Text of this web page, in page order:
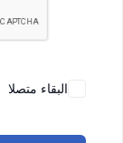
البقاء متصلا